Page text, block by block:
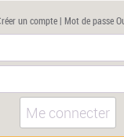
un compte| Mot de passe
Me connecter